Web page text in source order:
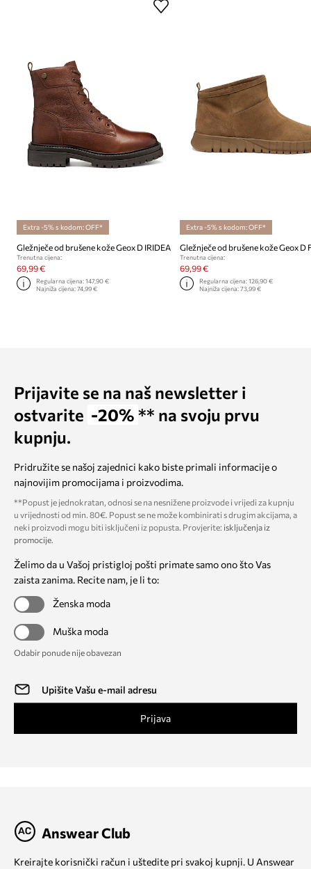
Extra -5% s kodom: OFF*
Gležnječe od brušene kože Geox D IRIDEA
Trenutna cijena:
69,99 €
Regularna cijena:147,90 €
Najniža cijena:74,99 €
Extra -5% s kodom: OFF*
Trenutna cijena:
69,99 €
Regularna cijena: 126,90 €
Najniža cijena: 73,99 €
Prijavite se na naš newsletter i
ostvarite -20% ** na svoju prvu
kupnju.
Pridružite se našoj zajednici kako biste primali informacije o
najnovijim promocijama i proizvodima.
**Popust je jednokratan, odnosi se na nesnižene proizvode i vrijedi za kupnju
u vrijednosti od min. 80€. Popust se ne može kombinirati s drugim akcijama, a
neki proizvodi mogu biti isključeni iz popusta. Provjerite: isključenja iz
promocije.
Želimo da u Vašoj pristigloj pošti primate samo ono što Vas
zaista zanima. Recite nam, je li to:
Ženska moda
Muška moda
Odabir ponude nije obavezan
Prijava
Answear Club
Kreirajte korisnički račun i uštedite pri svakoj kupnji. U Answear